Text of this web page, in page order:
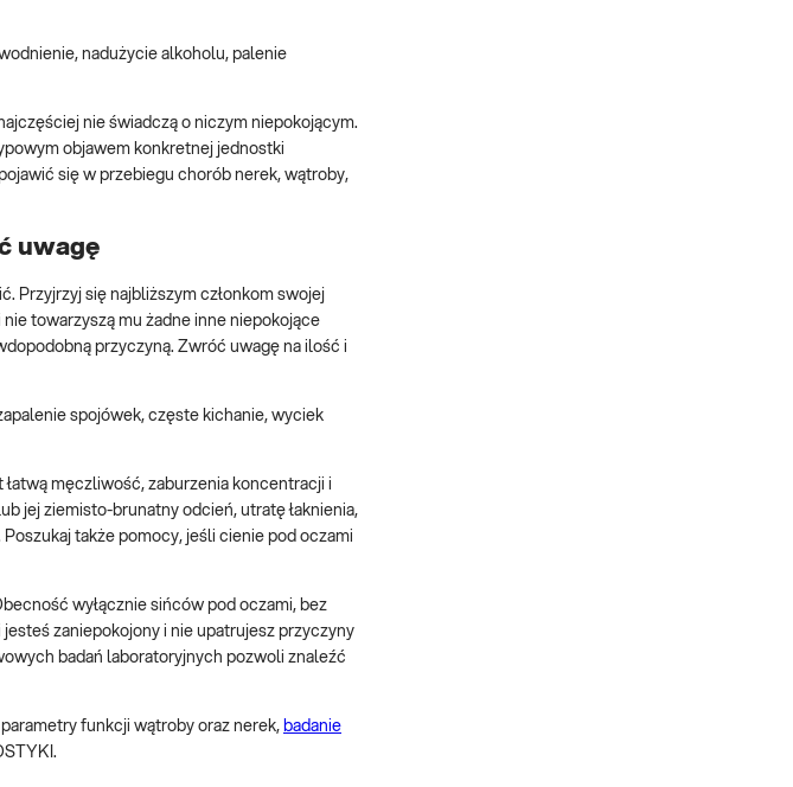
nadużycie alkoholu, palenie
nie świadczą o niczym niepokojącym.
objawem konkretnej jednostki
się w przebiegu chorób nerek, wątroby,
uwagę
Przyjrzyj się najbliższym członkom swojej
towarzyszą mu żadne inne niepokojące
przyczyną. Zwróć uwagę na ilość i
spojówek, częste kichanie, wyciek
łatwą męczliwość, zaburzenia koncentracji i
jej ziemisto-brunatny odcień, utratę łaknienia,
także pomocy, jeśli cienie pod oczami
wyłącznie sińców pod oczami, bez
zaniepokojony i nie upatrujesz przyczyny
badań laboratoryjnych pozwoli znaleźć
parametry funkcji wątroby oraz nerek, badanie